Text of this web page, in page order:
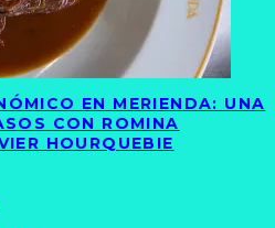
EN MERIENDA: UNA
CON ROMINA
HOURQUEBIE